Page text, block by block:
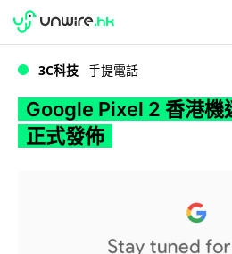
WWDC 2026
3C科技 手提電話
Google Pixel 2 香港
正式發佈